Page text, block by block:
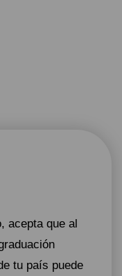
acepta que al
tu país puede